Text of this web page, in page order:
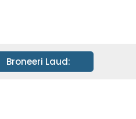
Broneeri Laud: